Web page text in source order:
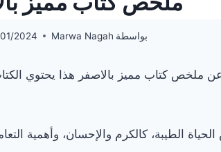
بواسطة Marwa Nagah
2024
ملخص كتاب مميز بالاصفر هذا يحتوي
الطيبة، كالكرم والإحسان، وأهمية